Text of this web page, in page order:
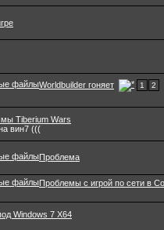
Worldbuilder гоняет 1 2
Tiberium Wars
вин7 (((
Проблема
Проблемы с игрой по сети в
Windows 7 X64